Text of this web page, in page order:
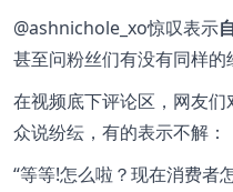
@ashnichole_xo惊叹表示
甚至问粉丝们有没有同样的
在视频底下评论区，网友们
众说纷纭，有的表示不解：
“等等!怎么啦？现在消费者